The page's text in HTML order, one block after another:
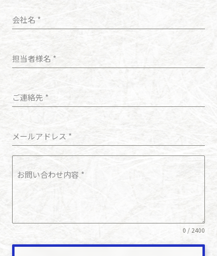
会社名 *
担当者様名*
ご連絡先 *
メールアドレス *
お問い合わせ内容 *
0 / 2400